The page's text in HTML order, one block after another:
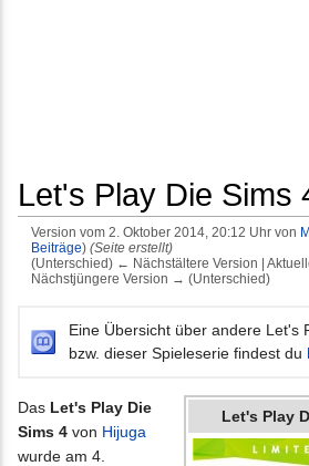
Let's Play Die Sims
Version vom 2. Oktober 2014, 20:12 Uhr von
Beiträge) (Seite erstellt)
(Unterschied) ← Nächstältere Version |
Nächstjüngere Version → (Unterschied)
Eine Übersicht über andere Let's
bzw. dieser Spieleserie findest du
Let's Play
Das Let's Play Die
Sims 4 von Hijuga
wurde am 4.